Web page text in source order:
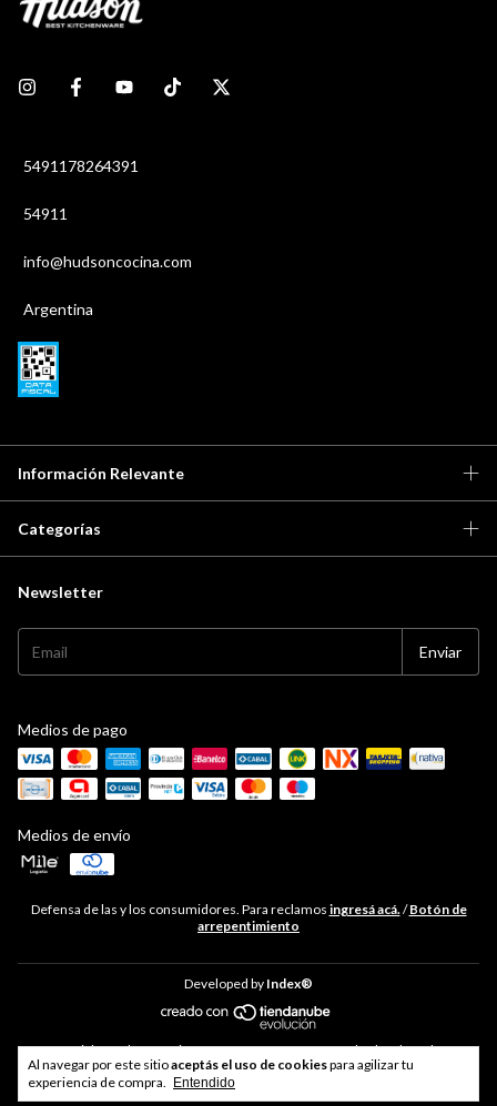
Al navegar por este sitioaceptás el uso de cookiespara agilizar tu
experiencia de compra.
Entendido
5491178264391
54911
info@hudsoncocina.com
Argentina
Información Relevante
Categorías
Newsletter
Medios de pago
Medios de envío
Defensa de las y los consumidores. Para reclamos ingresá acá./ Botón de
arrepentimiento
Developed by Index®
Copyright Hudson Cocina - 33711468469 - 2026. Todos los derechos
reservados.